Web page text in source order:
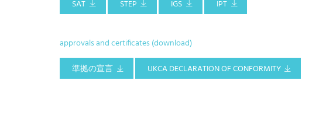
SAT STEP IGS IPT
approvals and certificates (download)
準拠の宣言
UKCA DECLARATION OF CONFORMITY